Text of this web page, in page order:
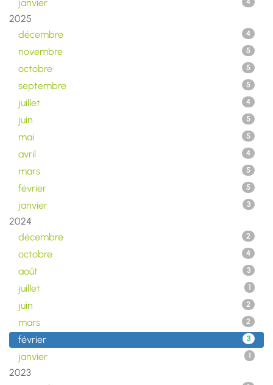
janvier 4
2025
décembre
4
novembre 5
octobre 5
septembre 5
juillet 4
juin 5
mai 5
avril 4
mars 5
février 5
janvier 3
2024
décembre
2
octobre 4
août 3
juillet 1
juin 2
mars 2
février 3
janvier 1
2023